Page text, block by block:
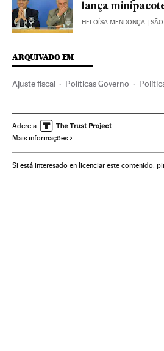
lança
HELOÍSA MENDONÇA |
ARQUIVADO EM
Ajuste fiscal Políticas Governo
Brasil Política econômica
América do Sul
Finanças públicas América
Adere a
Mais informações
Si está interesado en licenciar este contenido,